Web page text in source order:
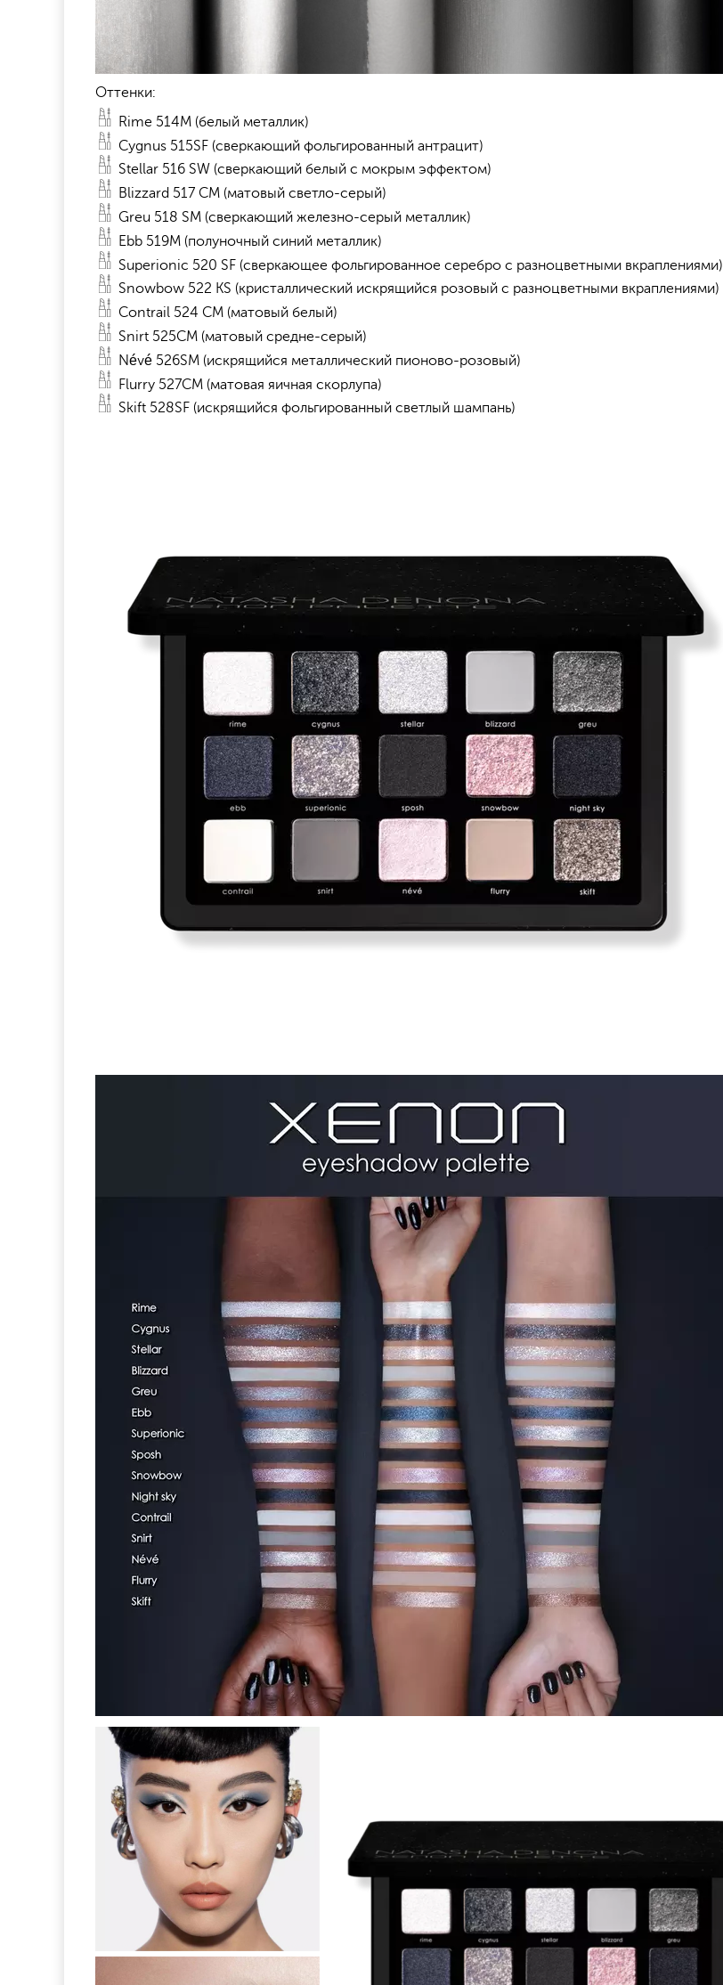
Оттенки:
Rime 514M (белый металлик)
Cygnus 515SF (сверкающий фольгированный антрацит)
Stellar 516 SW (сверкающий белый с мокрым эффектом)
Blizzard 517 CM (матовый светло-серый)
Greu 518 SM (сверкающий железно-серый металлик)
Ebb 519M (полуночный синий металлик)
Superionic 520 SF (сверкающее фольгированное серебро с разноцветными вкраплениями)
Snowbow 522 KS (кристаллический искрящийся розовый с разноцветными вкраплениями)
Contrail 524 CM (матовый белый)
Snirt 525CM (матовый средне-серый)
Névé 526SM (искрящийся металлический пионово-розовый)
Flurry 527CM (матовая яичная скорлупа)
Skift 528SF (искрящийся фольгированный светлый шампань)